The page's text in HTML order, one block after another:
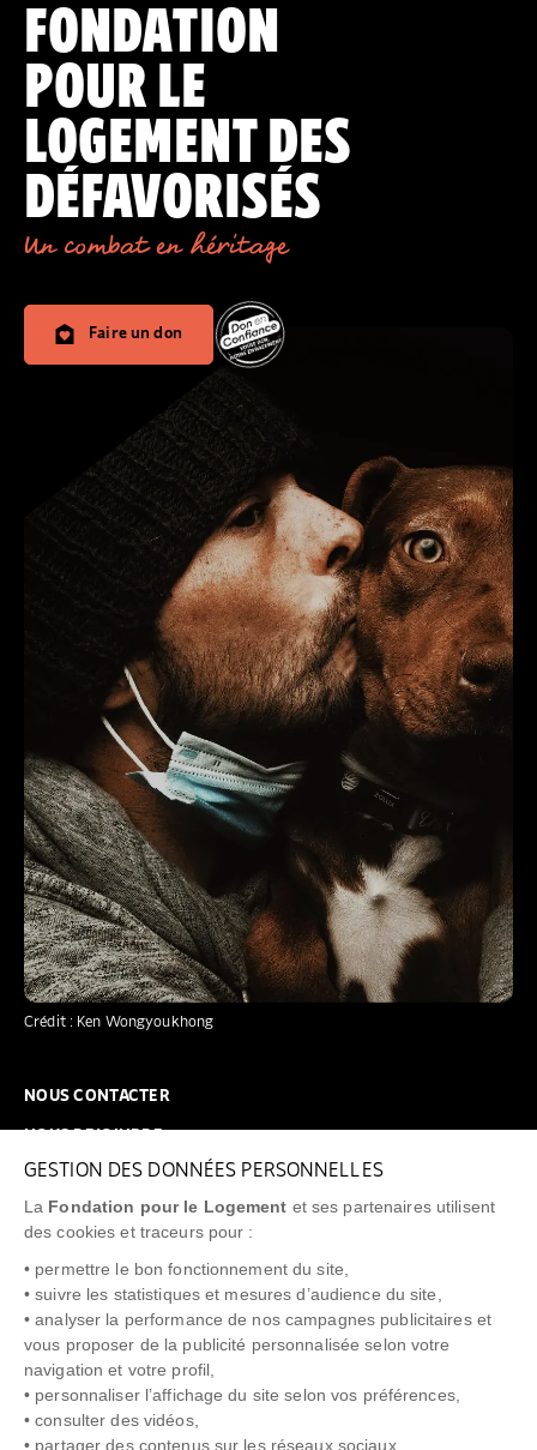
GESTION DES DONNÉES PERSONNELLES
La Fondation pour le Logement et ses partenaires utilisent
des cookies et traceurs pour :
• permettre le bon fonctionnement du site,
• suivre les statistiques et mesures d’audience du site,
• analyser la performance de nos campagnes publicitaires et
vous proposer de la publicité personnalisée selon votre
navigation et votre profil,
• personnaliser l’affichage du site selon vos préférences,
• consulter des vidéos,
• partager des contenus sur les réseaux sociaux.
Crédit : Ken Wongyoukhong
FONDATION
POUR LE
LOGEMENT DES
DÉFAVORISÉS
Un combat en héritage
Faire un don
NOUS CONTACTER
NOUS REJOINDRE
FAQ
NEWSLETTER
"Allô Prévention Expulsion" 0805 299 049